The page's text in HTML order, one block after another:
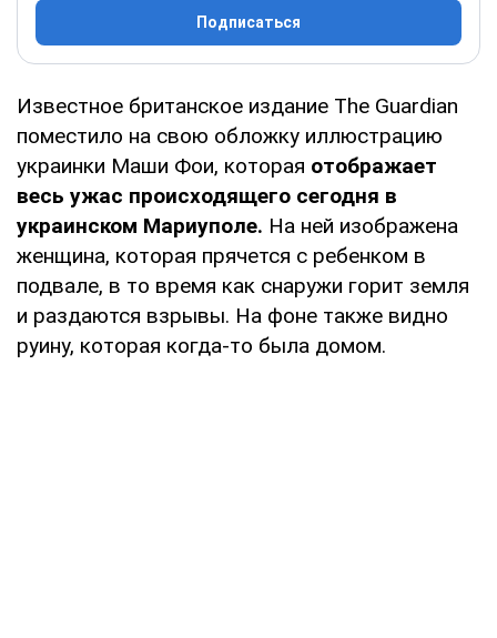
Подписаться
Известное британское издание The Guardian
поместило на свою обложку иллюстрацию
украинки Маши Фои, которая отображает
весь ужас происходящего сегодня в
украинском Мариуполе. На ней изображена
женщина, которая прячется с ребенком в
подвале, в то время как снаружи горит земля
и раздаются взрывы. На фоне также видно
руину, которая когда-то была домом.